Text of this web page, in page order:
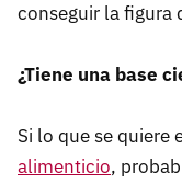
conseguir la figura
¿Tiene una base
Si lo que se quiere
alimenticio,